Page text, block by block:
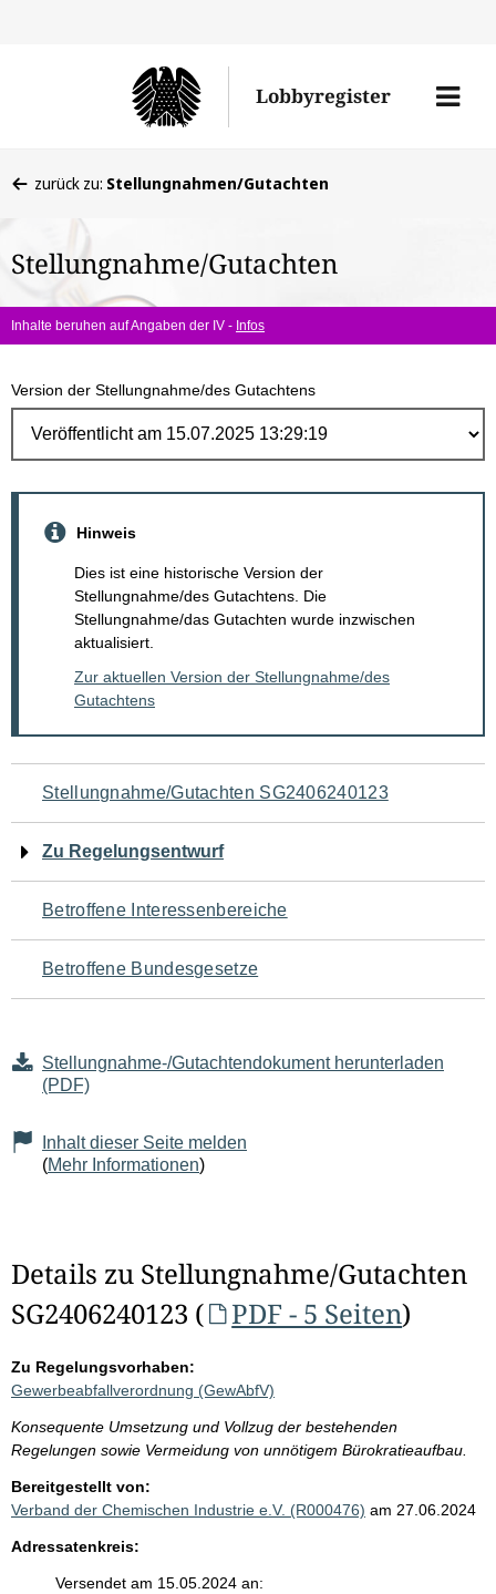
Lobbyregister
Menü
befinden
hier:
zurück zu: Stellungnahmen/Gutachten
Stellungnahme/Gutachten
Inhalte beruhen auf Angaben der IV - Infos
Version der Stellungnahme/des Gutachtens
Hinweis
Dies ist eine historische Version der
Stellungnahme/des Gutachtens. Die
Stellungnahme/das Gutachten wurde inzwischen
aktualisiert.
Zur aktuellen Version der Stellungnahme/des
Gutachtens
Navigation
für
den
Seiteninhalt
Stellungnahme/Gutachten SG2406240123
Zu Regelungsentwurf
Betroffene Interessenbereiche
Betroffene Bundesgesetze
Stellungnahme-/Gutachtendokument herunterladen
(PDF)
Inhalt dieser Seite melden
(Mehr Informationen)
Details zu Stellungnahme/Gutachten
SG2406240123 (
PDF - 5 Seiten)
Zu Regelungsvorhaben:
Gewerbeabfallverordnung (GewAbfV)
Konsequente Umsetzung und Vollzug der bestehenden
Regelungen sowie Vermeidung von unnötigem Bürokratieaufbau.
Bereitgestellt von:
Verband der Chemischen Industrie e.V. (R000476) am 27.06.2024
Adressatenkreis:
Versendet am 15.05.2024 an: